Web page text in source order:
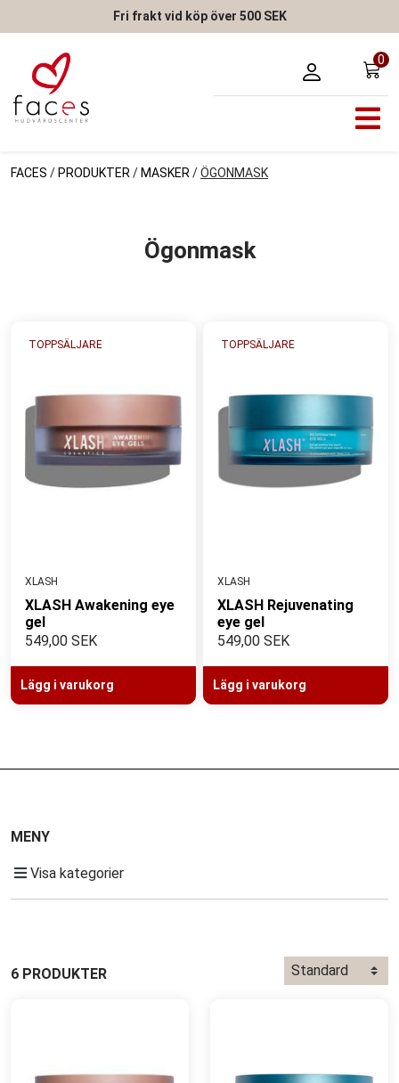
Fri frakt vid köp över 500 SEK
0
FACES / PRODUKTER / MASKER /ÖGONMASK
Ögonmask
TOPPSÄLJARE
XLASH
XLASH Awakening eye
gel
549,00 SEK
Lägg i varukorg
TOPPSÄLJARE
XLASH
XLASH Rejuvenating
eye gel
549,00 SEK
Lägg i varukorg
MENY
Visa kategorier
6 PRODUKTER